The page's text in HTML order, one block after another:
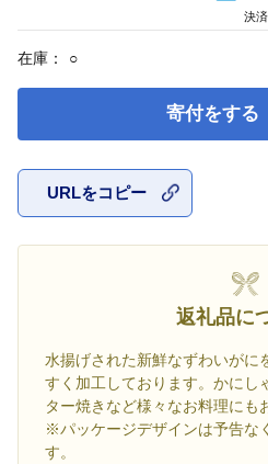
在庫： ○
寄付をする
URLをコピー
返礼品に
水揚げされた新鮮なずわいがに
すく加工しております。かにし
ター焼きなど様々なお料理にも
※パッケージデザインは予告な
す。
決